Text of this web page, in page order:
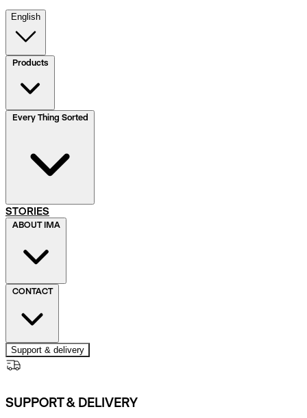
English
Products
STORIES
ABOUT IMA
CONTACT
Support & delivery
SUPPORT & DELIVERY